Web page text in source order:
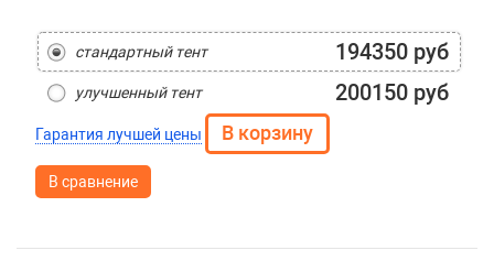
стандартный тент 194350 руб
улучшенный тент 200150 руб
Гарантия лучшей цены
В сравнение